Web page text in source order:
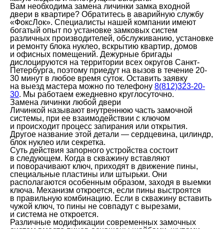
Вам необходима замена личинки замка входной
двери в квартире? Обратитесь в аварийную службу
«ФоксЛок». Специалисты нашей компании имеют
богатый опыт по установке замковых систем
различных производителей, обслуживанию, установке
и ремонту блока нуклео, вскрытию квартир, домов
и офисных помещений. Дежурные бригады
дислоцируются на территории всех округов Санкт-
Петербурга, поэтому приедут на вызов в течение 20-
30 минут в любое время суток. Оставить заявку
на выезд мастера можно по телефону 8(812)323-20-
30. Мы работаем ежедневно круглосуточно.
Замена личинки любой двери
Личинкой называют внутреннюю часть замочной
системы, при ее взаимодействии с ключом
и происходит процесс запирания или открытия.
Другое название этой детали — сердцевина, цилиндр,
блок нуклео или секретка.
Суть действия запорного устройства состоит
в следующем. Когда в скважину вставляют
и поворачивают ключ, приходят в движение пины,
специальные пластины или штырьки. Они
располагаются особенным образом, заходя в выемки
ключа. Механизм откроется, если пины выстроятся
в правильную комбинацию. Если в скважину вставить
чужой ключ, то пины не совпадут с вырезами,
и система не откроется.
Различные модификации современных замочных